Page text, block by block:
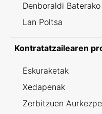
Denboraldi
Lan Poltsa
Kontratatzailearen
Eskuraketak
Xedapenak
Zerbitzuen